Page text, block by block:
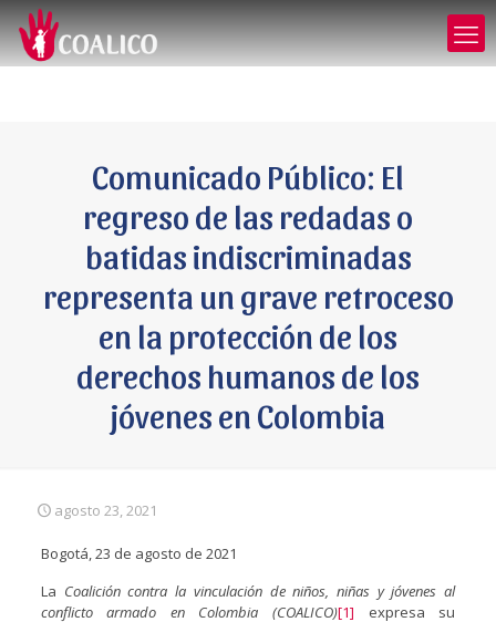
Comunicado Público: El
regreso de las redadas o
batidas indiscriminadas
representa un grave retroceso
en la protección de los
derechos humanos de los
jóvenes en Colombia
agosto 23, 2021
Bogotá, 23 de agosto de 2021
La Coalición contra la vinculación de niños, niñas y jóvenes al
conflicto armado en Colombia (COALICO)[1] expresa su